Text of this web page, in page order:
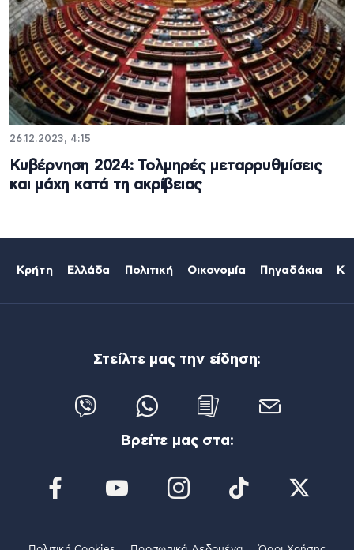
26.12.2023, 4:15
Κυβέρνηση 2024: Τολμηρές μεταρρυθμίσεις
και μάχη κατά τη ακρίβειας
Κρήτη Ελλάδα Πολιτική Οικονομία Πηγαδάκια
Στείλτε μας την είδηση:
Βρείτε μας στα: